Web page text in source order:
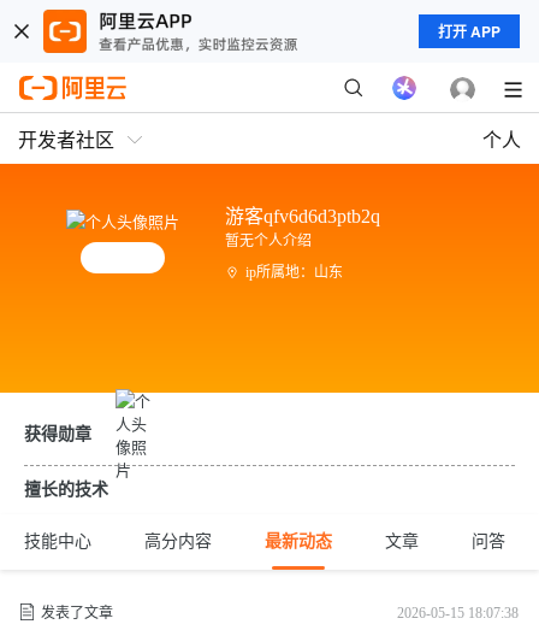
打开 APP
开发者社区 个人
游客qfv6d6d3ptb2q
暂无个人介绍
ip所属地：山东
获得勋章
擅长的技术
技能中心 高分内容 最新动态 文章 问答
发表了文章 2026-05-15 18:07:38